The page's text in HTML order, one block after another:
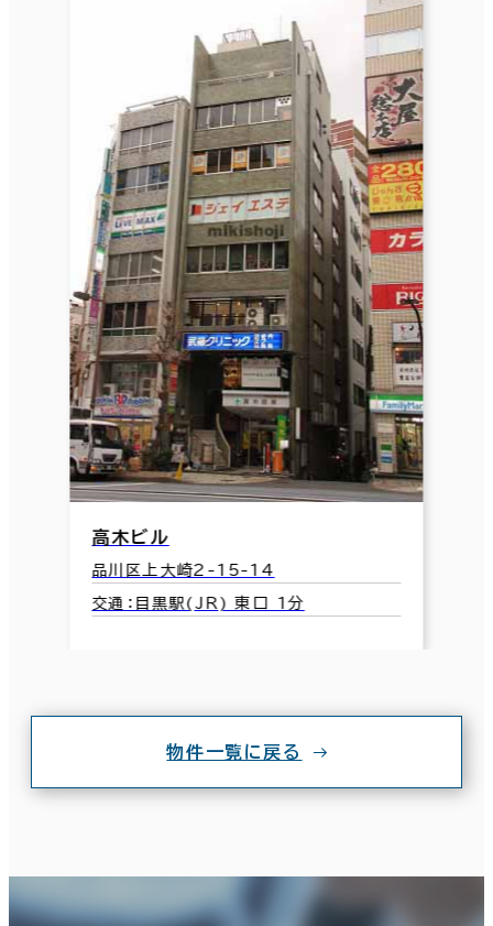
高木ビル
品川区上大崎2-15-14
交通：目黒駅(JR) 東口 1分
物件一覧に戻る